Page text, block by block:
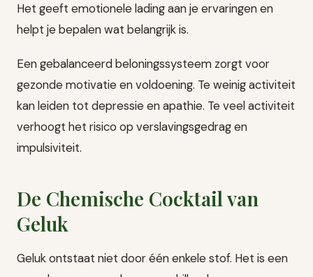
Het geeft emotionele lading aan je ervaringen en
helpt je bepalen wat belangrijk is.
Een gebalanceerd beloningssysteem zorgt voor
gezonde motivatie en voldoening. Te weinig activiteit
kan leiden tot depressie en apathie. Te veel activiteit
verhoogt het risico op verslavingsgedrag en
impulsiviteit.
De Chemische Cocktail van
Geluk
Geluk ontstaat niet door één enkele stof. Het is een